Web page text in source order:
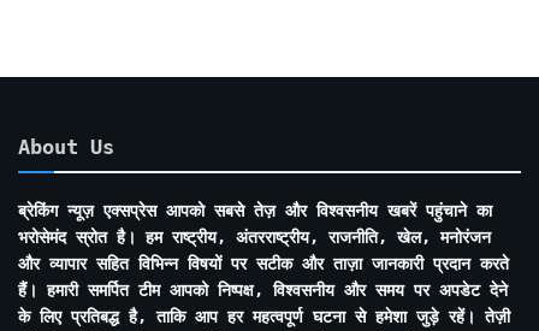
About Us
ब्रेकिंग न्यूज़ एक्सप्रेस आपको सबसे तेज़ और विश्वसनीय खबरें पहुंचाने का
भरोसेमंद स्रोत है। हम राष्ट्रीय, अंतरराष्ट्रीय, राजनीति, खेल, मनोरंजन
और व्यापार सहित विभिन्न विषयों पर सटीक और ताज़ा जानकारी प्रदान करते
हैं। हमारी समर्पित टीम आपको निष्पक्ष, विश्वसनीय और समय पर अपडेट देने
के लिए प्रतिबद्ध है, ताकि आप हर महत्वपूर्ण घटना से हमेशा जुड़े रहें। तेज़ी